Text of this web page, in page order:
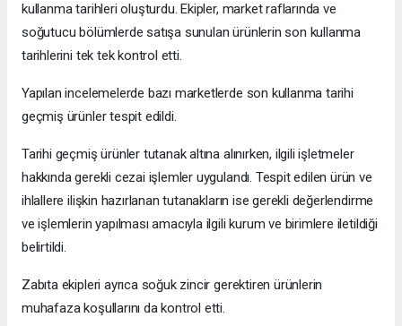
kullanma tarihleri oluşturdu. Ekipler, market raflarında ve
soğutucu bölümlerde satışa sunulan ürünlerin son kullanma
tarihlerini tek tek kontrol etti.
Yapılan incelemelerde bazı marketlerde son kullanma tarihi
geçmiş ürünler tespit edildi.
Tarihi geçmiş ürünler tutanak altına alınırken, ilgili işletmeler
hakkında gerekli cezai işlemler uygulandı. Tespit edilen ürün ve
ihlallere ilişkin hazırlanan tutanakların ise gerekli değerlendirme
ve işlemlerin yapılması amacıyla ilgili kurum ve birimlere iletildiği
belirtildi.
Zabıta ekipleri ayrıca soğuk zincir gerektiren ürünlerin
muhafaza koşullarını da kontrol etti.